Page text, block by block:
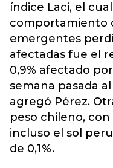
índice Laci, el
comportamiento
emergentes
afectadas fue el
0,9% afectado
semana pasada
agregó Pérez.
peso chileno, con
incluso el sol
de 0,1%.